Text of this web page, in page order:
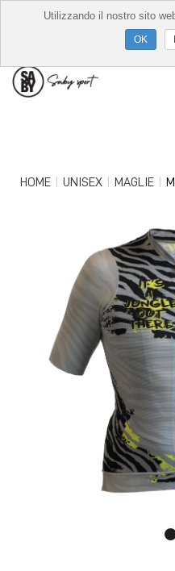
HOME UNISEX MAGLIE
Utilizzando il nostro sito